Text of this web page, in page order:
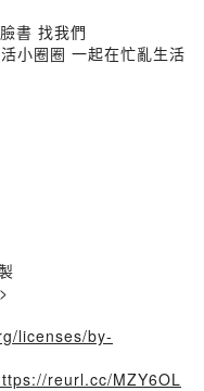
書 找我們
小圈圈 一起在忙亂生活
licenses/by-
reurl.cc/MZY6OL